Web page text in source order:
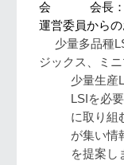
会 会長：
運営委員から
少量多品種
ジックス、ミ
少量生産
LSIを必
に取り組
が集い情
を提案し